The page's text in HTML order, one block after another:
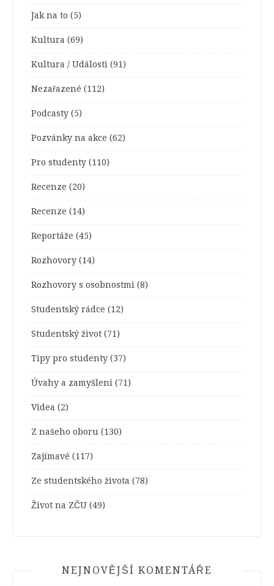
Jak na to (5)
Kultura (69)
Kultura / Události (91)
Nezařazené (112)
Podcasty (5)
Pozvánky na akce (62)
Pro studenty (110)
Recenze (20)
Recenze (14)
Reportáže (45)
Rozhovory (14)
Rozhovory s osobnostmi (8)
Studentský rádce (12)
Studentský život (71)
Tipy pro studenty (37)
Úvahy a zamyšlení (71)
Videa (2)
Z našeho oboru (130)
Zajímavé (117)
Ze studentského života (78)
Život na ZČU (49)
NEJNOVĚJŠÍ KOMENTÁŘE